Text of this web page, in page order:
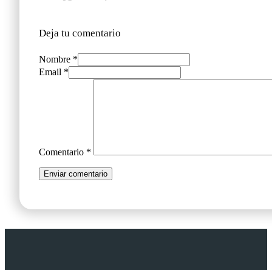
Deja tu comentario
Nombre *
Email *
Comentario *